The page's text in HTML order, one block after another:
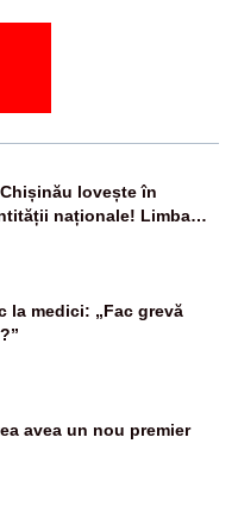
lovește în
naționale! Limba
Limba
la medici: „Fac grevă
avea un nou premier